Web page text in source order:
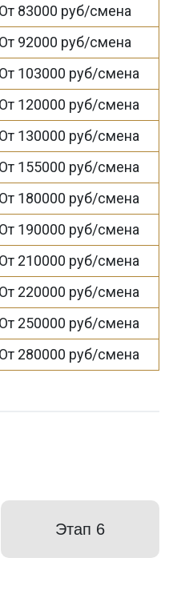
От 83000 руб/смена
От 92000 руб/смена
От 103000 руб/смена
От 120000 руб/смена
От 130000 руб/смена
От 155000 руб/смена
От 180000 руб/смена
От 190000 руб/смена
От 210000 руб/смена
От 220000 руб/смена
От 250000 руб/смена
От 280000 руб/смена
Этап 6